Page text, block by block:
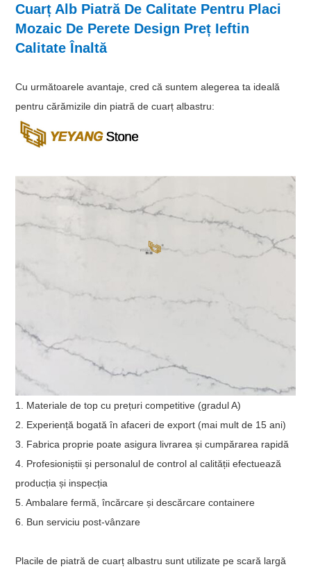
Cuarț Alb Piatră De Calitate Pentru Placi
Mozaic De Perete Design Preț Ieftin
Calitate Înaltă
Cu următoarele avantaje, cred că suntem alegerea ta ideală
pentru cărămizile din piatră de cuarț albastru:
1. Materiale de top cu prețuri competitive (gradul A)
2. Experiență bogată în afaceri de export (mai mult de 15 ani)
3. Fabrica proprie poate asigura livrarea și cumpărarea rapidă
4. Profesioniștii și personalul de control al calității efectuează
producția și inspecția
5. Ambalare fermă, încărcare și descărcare containere
6. Bun serviciu post-vânzare
Placile de piatră de cuarț albastru sunt utilizate pe scară largă